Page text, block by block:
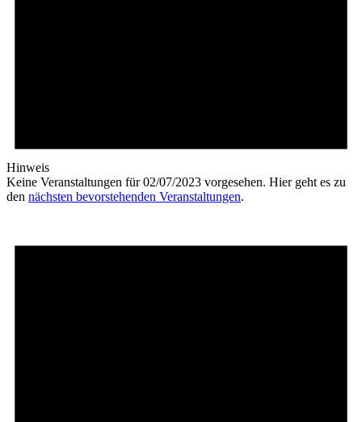
Hinweis
Keine Veranstaltungen für 02/07/2023 vorgesehen. Hier geht es zu
den nächsten bevorstehenden Veranstaltungen.